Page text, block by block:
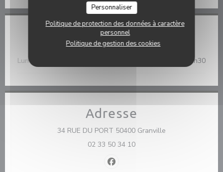
Personnaliser
Politique de protection des données à caractère
personnel
Politique de gestion des cookies
Horaires
Lun- 19h15 - 21h30
Adresse
34 RUE DU PORT 50400 Granville
02 33 50 34 10
Facebook ((ouvre une nouvelle